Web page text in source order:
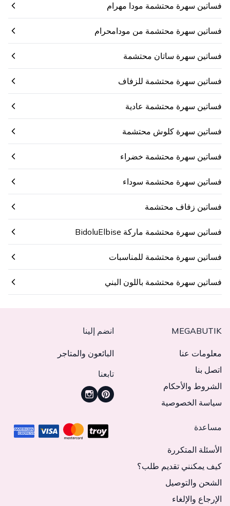
فساتين سهرة محتشمة مودا مهرام
فساتين سهرة محتشمة من مودامحرام
فساتين سهرة ساتان محتشمة
فساتين سهرة محتشمة للزفاف
فساتين سهرة محتشمة عادية
فساتين سهرة كلوش محتشمة
فساتين سهرة محتشمة خضراء
فساتين سهرة محتشمة سوداء
فساتين زفاف محتشمة
فساتين سهرة محتشمة ماركة BidoluElbise
فساتين سهرة محتشمة للمناسبات
فساتين سهرة محتشمة باللون البني
MEGABUTIK
معلومات عنا
اتصل بنا
الشروط والأحكام
سياسة الخصوصية
انضم إلينا
البائعون والمتاجر
تابعنا
مساعدة
الأسئلة المتكررة
كيف يمكنني تقديم طلب؟
الشحن والتوصيل
الإرجاع والإلغاء